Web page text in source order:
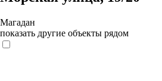
Магадан
показать другие объекты рядом